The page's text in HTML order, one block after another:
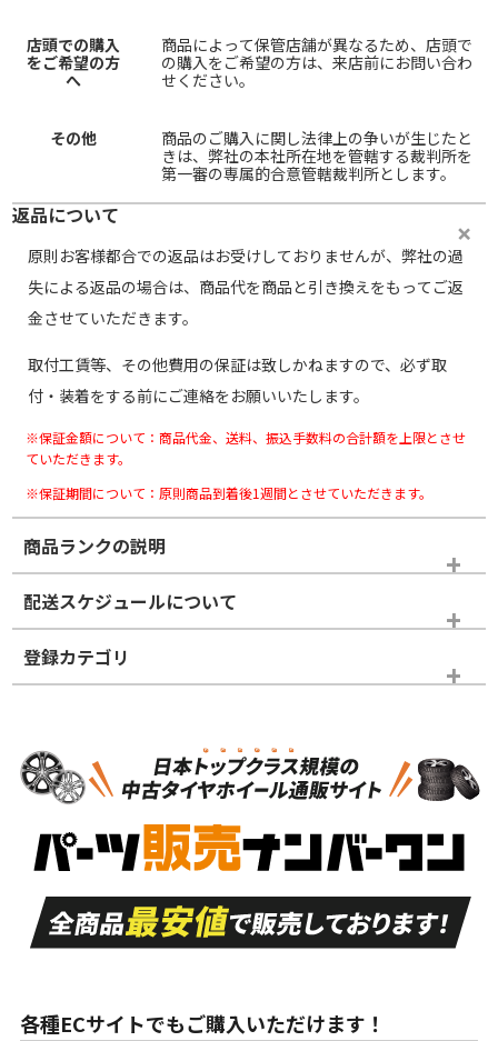
店頭での購入
をご希望の方
へ
商品によって保管店舗が異なるため、店頭で
の購入をご希望の方は、来店前にお問い合わ
せください。
その他
商品のご購入に関し法律上の争いが生じたと
きは、弊社の本社所在地を管轄する裁判所を
第一審の専属的合意管轄裁判所とします。
返品について
原則お客様都合での返品はお受けしておりませんが、弊社の過
失による返品の場合は、商品代を商品と引き換えをもってご返
金させていただきます。
取付工賃等、その他費用の保証は致しかねますので、必ず取
付・装着をする前にご連絡をお願いいたします。
※保証金額について：商品代金、送料、振込手数料の合計額を上限とさせ
ていただきます。
※保証期間について：原則商品到着後1週間とさせていただきます。
商品ランクの説明
※商品ランクは出品者の主観により判断しておりますので、あら
かじめご了承ください。
ホイールランク
S
品）
S
新車外し品（新古
付き
A
走行距離も少なく、
目立つ傷もほとんど
ない中古品
A
走行距離も少なく、
非常に状態の良い中
古品
な中古品
んどない中古品
配送スケジュールについて
登録カテゴリ
スタッドレスタイヤホイールセット
各種ECサイトでもご購入いただけます！